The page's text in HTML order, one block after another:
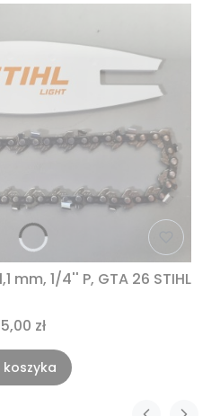
mm, 1/4'' P, GTA 26 STIHL
zł
koszyka